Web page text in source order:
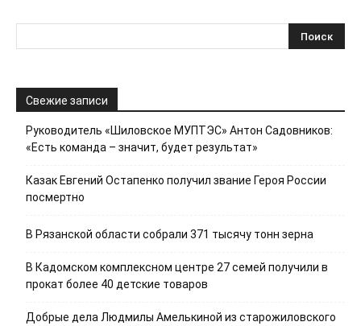
Свежие записи
Руководитель «Шиловское МУПТЭС» Антон Садовников:
«Есть команда – значит, будет результат»
Казак Евгений Остапенко получил звание Героя России
посмертно
В Рязанской области собрали 371 тысячу тонн зерна
В Кадомском комплексном центре 27 семей получили в
прокат более 40 детские товаров
Добрые дела Людмилы Амелькиной из старожиловского